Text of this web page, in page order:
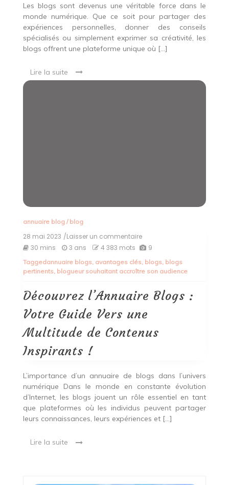
Les blogs sont devenus une véritable force dans le
monde numérique. Que ce soit pour partager des
expériences personnelles, donner des conseils
spécialisés ou simplement exprimer sa créativité, les
blogs offrent une plateforme unique où […]
Lire la suite
annuaire blog/ blog
28 mai 2023 /Laisser un commentaireon
Découvrez
Blogs
:
Guide
Vers
une
Multitude
de
Contenus
30 mins 3 ans 4 383 mots 9
Taggedannuaire blogs, avantages clés, blogs, blogs
pertinents, blogueur souhaitant accroître son audience
Découvrez l’Annuaire Blogs :
Votre Guide Vers une
Multitude de Contenus
Inspirants !
L’importance d’un annuaire de blogs dans l’univers
numérique Dans le monde en constante évolution
d’Internet, les blogs jouent un rôle essentiel en tant
que plateformes où les individus peuvent partager
leurs connaissances, leurs expériences et […]
Lire la suite